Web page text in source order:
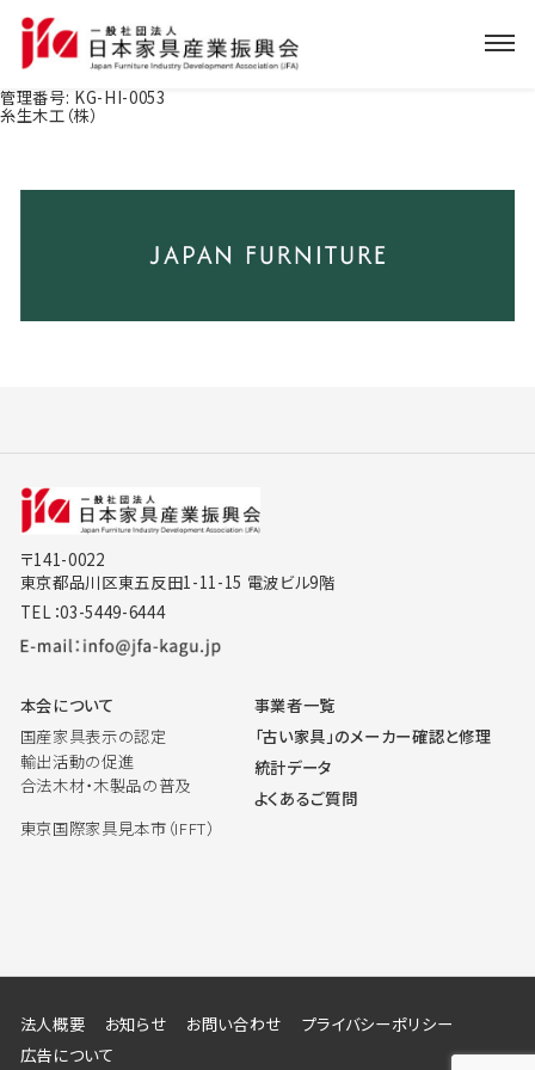
管理番号: KG-HI-0053
糸生木工（株）
〒141-0022
東京都品川区東五反田1-11-15 電波ビル9階
TEL：03-5449-6444
本会について
国産家具表示の認定
輸出活動の促進
合法木材・木製品の普及
東京国際家具見本市（IFFT）
事業者一覧
「古い家具」のメーカー確認と修理
統計データ
よくあるご質問
法人概要 お知らせ お問い合わせ
プライバシーポリシー
広告について